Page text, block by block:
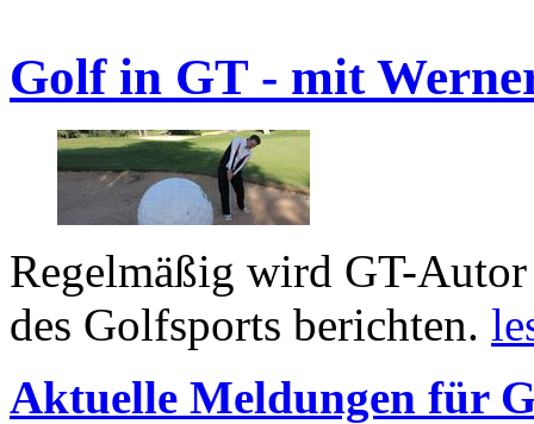
Golf in GT - mit
Regelmäßig wird GT-
des Golfsports berichten.
Aktuelle Meldungen für